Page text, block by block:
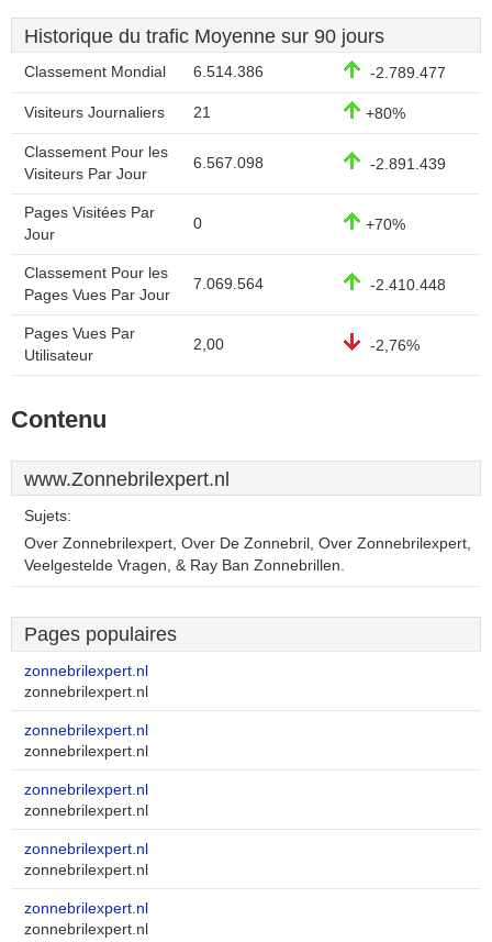
Historique du trafic Moyenne sur 90 jours
Classement Mondial 6.514.386 -2.789.477
Visiteurs Journaliers 21 +80%
Classement Pour les
Visiteurs Par Jour
6.567.098 -2.891.439
Pages Visitées Par
Jour
0 +70%
Classement Pour les
Pages Vues Par Jour
7.069.564 -2.410.448
Pages Vues Par
Utilisateur
2,00 -2,76%
Contenu
www.Zonnebrilexpert.nl
Sujets:
Over Zonnebrilexpert, Over De Zonnebril, Over Zonnebrilexpert,
Veelgestelde Vragen, & Ray Ban Zonnebrillen.
Pages populaires
zonnebrilexpert.nl
zonnebrilexpert.nl
zonnebrilexpert.nl
zonnebrilexpert.nl
zonnebrilexpert.nl
zonnebrilexpert.nl
zonnebrilexpert.nl
zonnebrilexpert.nl
zonnebrilexpert.nl
zonnebrilexpert.nl